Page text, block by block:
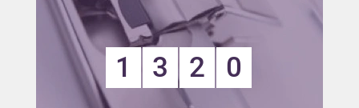
1 3 2 0